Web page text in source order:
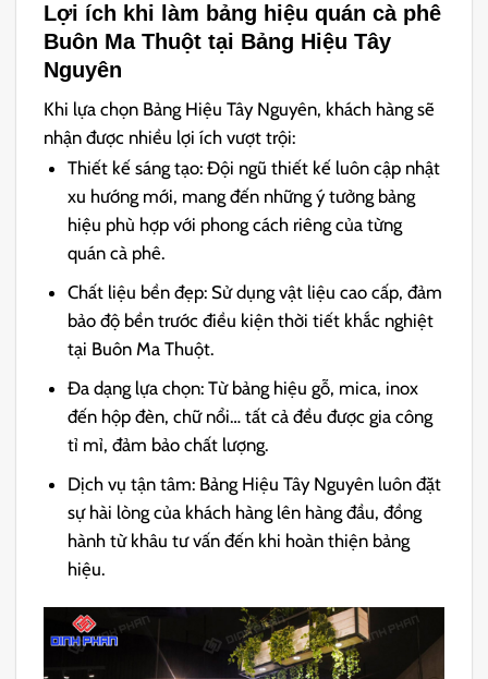
Lợi ích khi làm bảng hiệu quán cà phê
Buôn Ma Thuột tại Bảng Hiệu Tây
Nguyên
Khi lựa chọn Bảng Hiệu Tây Nguyên, khách hàng sẽ
nhận được nhiều lợi ích vượt trội:
Thiết kế sáng tạo: Đội ngũ thiết kế luôn cập nhật
xu hướng mới, mang đến những ý tưởng bảng
hiệu phù hợp với phong cách riêng của từng
quán cà phê.
Chất liệu bền đẹp: Sử dụng vật liệu cao cấp, đảm
bảo độ bền trước điều kiện thời tiết khắc nghiệt
tại Buôn Ma Thuột.
Đa dạng lựa chọn: Từ bảng hiệu gỗ, mica, inox
đến hộp đèn, chữ nổi… tất cả đều được gia công
tỉ mỉ, đảm bảo chất lượng.
Dịch vụ tận tâm: Bảng Hiệu Tây Nguyên luôn đặt
sự hài lòng của khách hàng lên hàng đầu, đồng
hành từ khâu tư vấn đến khi hoàn thiện bảng
hiệu.